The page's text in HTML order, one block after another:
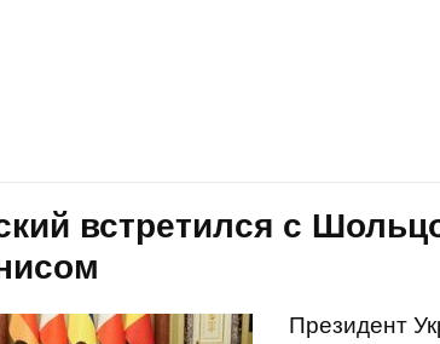
встретился с
Президент